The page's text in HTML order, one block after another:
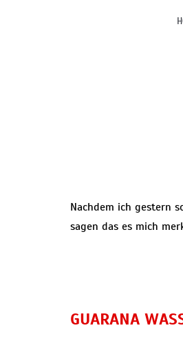
Nachdem ich gestern
sagen das es mich
GUARANA